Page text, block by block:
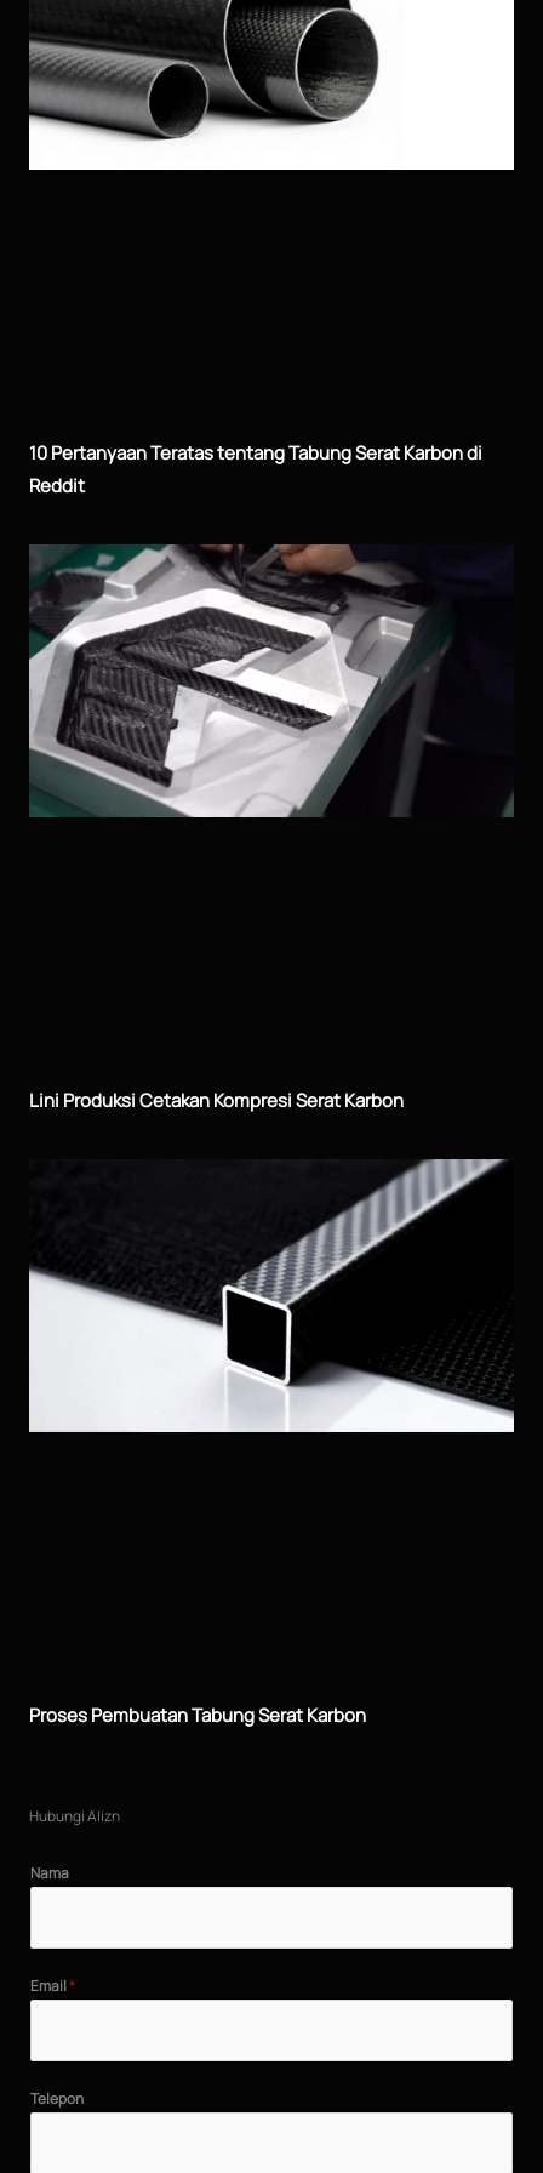
10 Pertanyaan Teratas tentang Tabung Serat Karbon di
Reddit
Lini Produksi Cetakan Kompresi Serat Karbon
Proses Pembuatan Tabung Serat Karbon
Hubungi Alizn
Nama
Email*
Telepon